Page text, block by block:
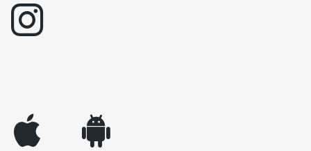
instagram
appleinc android